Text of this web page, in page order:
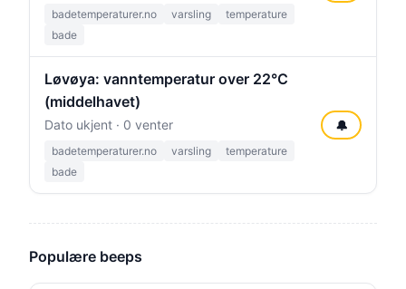
badetemperaturer.no varsling
temperature
bade
Løvøya: vanntemperatur over 22°C
(middelhavet)
Dato ukjent · 0 venter
badetemperaturer.no varsling
temperature
bade
🔔
Populære beeps